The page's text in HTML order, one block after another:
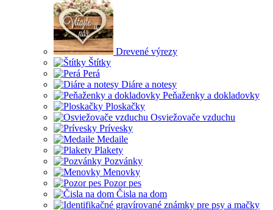
Drevené výrezy
Štítky
Perá
Diáre a notesy
Peňaženky a dokladovky
Ploskačky
Osviežovače vzduchu
Prívesky
Medaile
Plakety
Pozvánky
Menovky
Pozor pes
Čisla na dom